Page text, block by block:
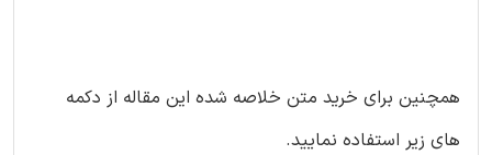
همچنین برای خرید متن خلاصه شده این مقاله از دکمه
های زیر استفاده نمایید.